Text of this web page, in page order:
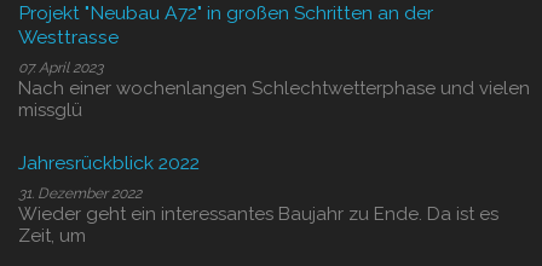
Projekt "Neubau A72" in großen Schritten an der
Westtrasse
07. April 2023
Nach einer wochenlangen Schlechtwetterphase und vielen
missglü
Jahresrückblick 2022
31. Dezember 2022
Wieder geht ein interessantes Baujahr zu Ende. Da ist es
Zeit, um